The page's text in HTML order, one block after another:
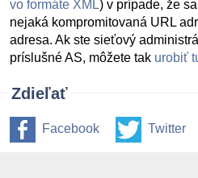
vo formáte XML) v prípade, že
nejaká kompromitovaná URL
adresa. Ak ste sieťový
príslušné AS, môžete tak urobiť
Zdieľať
Facebook Twitter